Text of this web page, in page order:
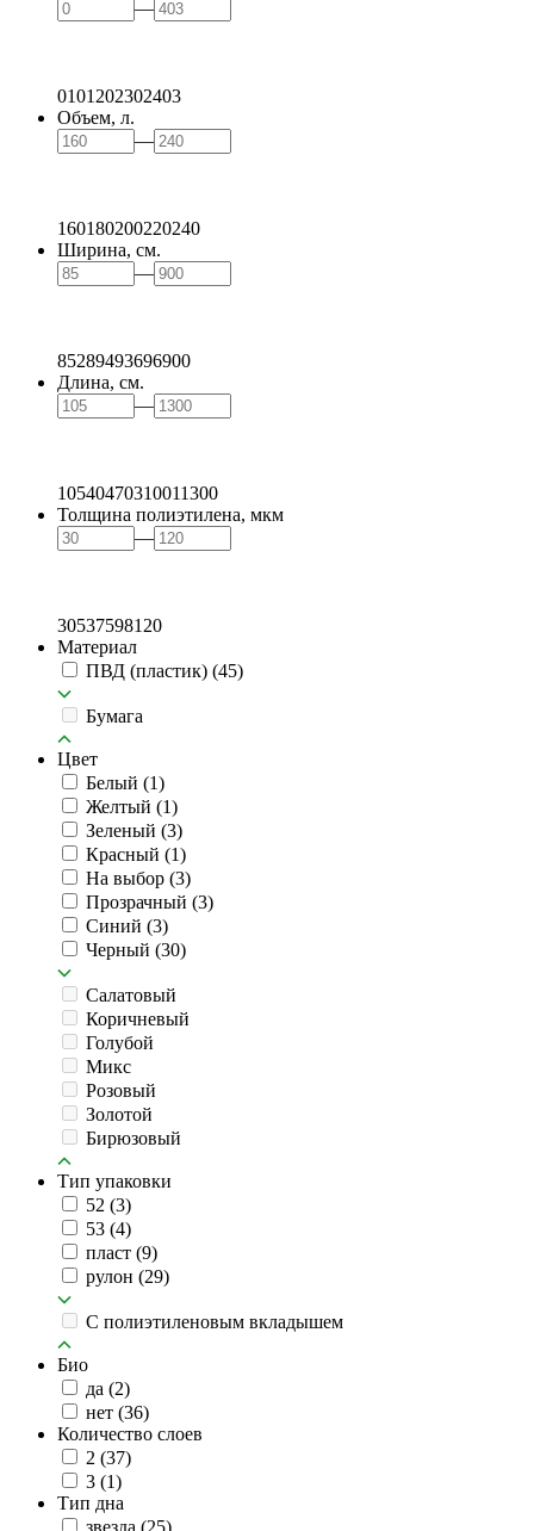
—
0101 202302403
Объем, л.
—
160180200220240
Ширина, см.
—
85289493696900
Длина, см.
—
10540470310011300
Толщина полиэтилена, мкм
—
30537598120
Материал
ПВД (пластик) (45)
Бумага
Цвет
Белый (1)
Желтый (1)
Зеленый (3)
Красный (1)
На выбор (3)
Прозрачный (3)
Синий (3)
Черный (30)
Салатовый
Коричневый
Голубой
Микс
Розовый
Золотой
Бирюзовый
Тип упаковки
52 (3)
53 (4)
пласт (9)
рулон (29)
C полиэтиленовым вкладышем
Био
да (2)
нет (36)
Количество слоев
2 (37)
3 (1)
Тип дна
звезда (25)